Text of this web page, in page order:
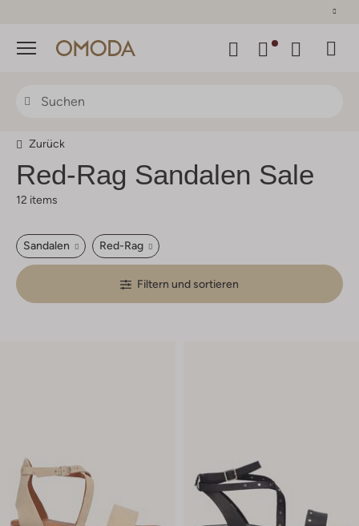
Menü
Zurück
Red-Rag Sandalen Sale
12 items
Sandalen Red-Rag
Filtern und sortieren